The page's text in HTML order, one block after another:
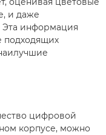
и даже
Эта информация
подходящих
цифровой
корпусе, можно